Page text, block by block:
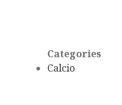
Categories
Calcio